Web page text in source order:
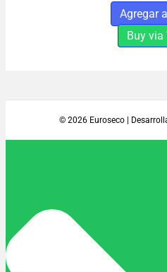
Agregar
Buy via
© 2026 Euroseco